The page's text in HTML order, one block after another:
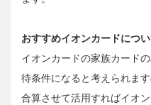
おすすめイオンカードにつ
イオンカードの家族カード
待条件になると考えられま
合算させて活用すればイオ